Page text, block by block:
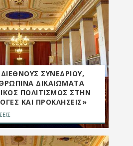
ΣΥΝΕΔΡΙΟΥ,
ΔΙΚΑΙΩΜΑΤΑ
ΠΟΛΙΤΙΣΜΟΣ ΣΤΗΝ
ΚΑΙ ΠΡΟΚΛΗΣΕΙΣ»